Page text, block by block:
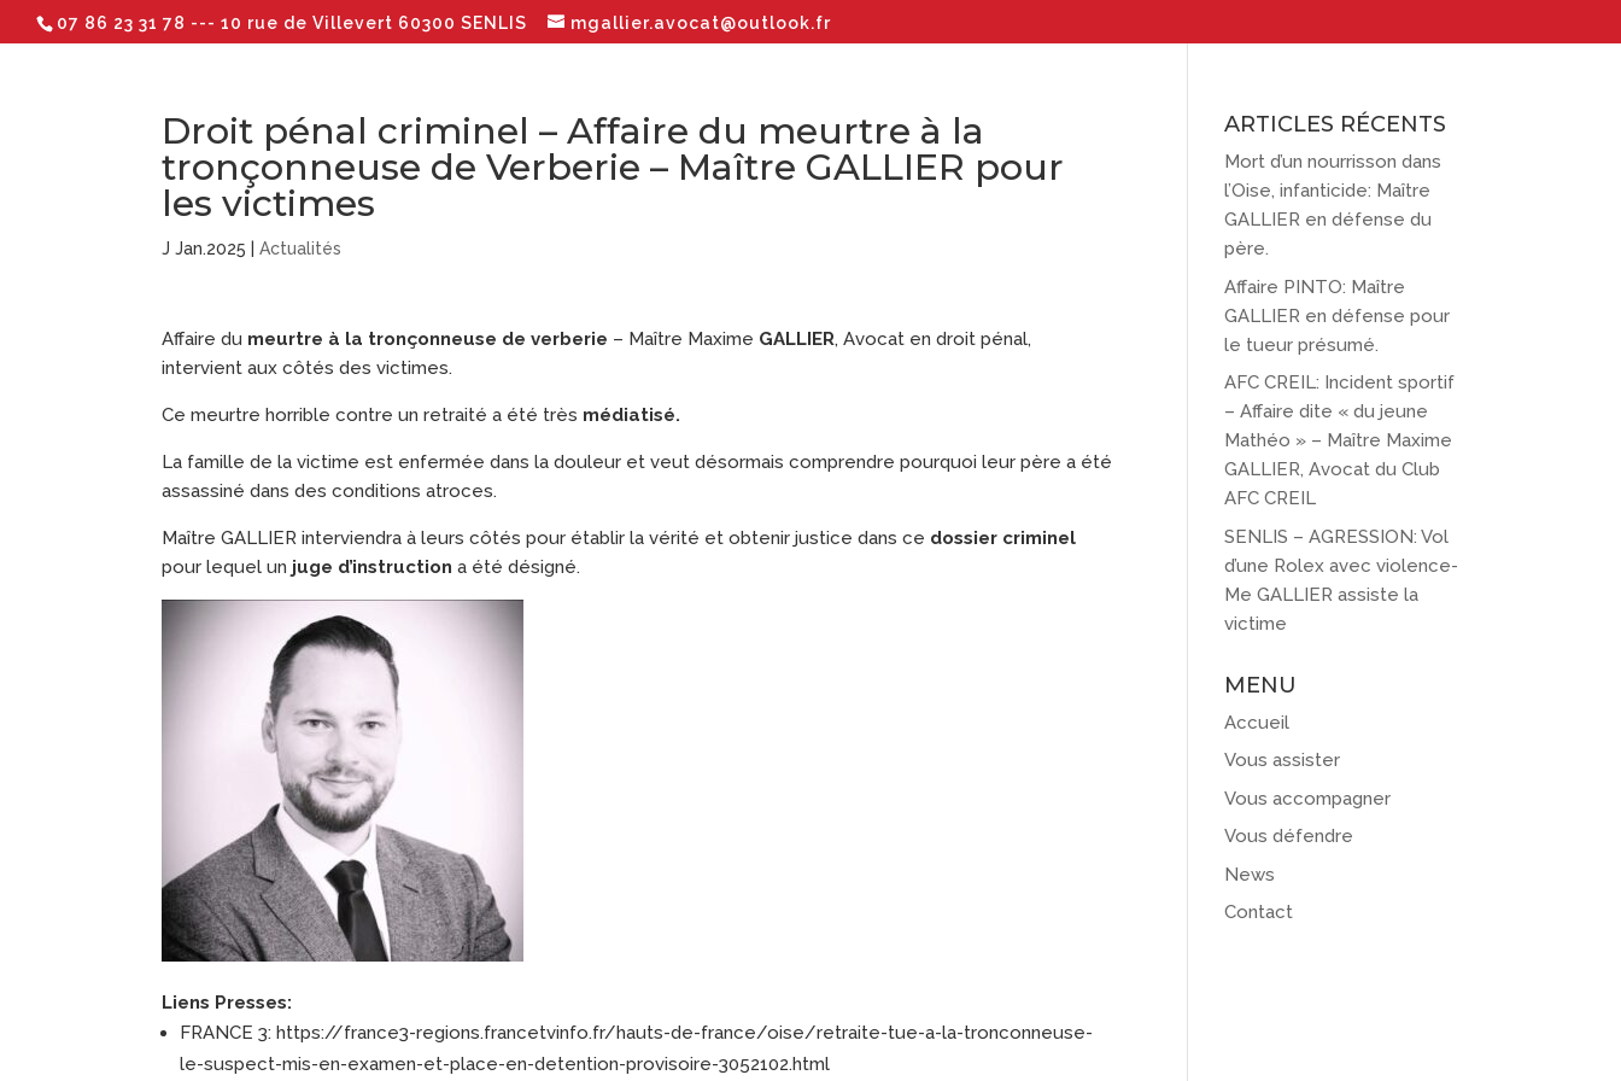
07 86 23 31 78 --- 10 rue de Villevert 60300 SENLIS mgallier.avocat@outlook.fr
Droit pénal criminel – Affaire du meurtre à la
tronçonneuse de Verberie – Maître GALLIER pour
les victimes
J Jan.2025 |Actualités
Affaire du meurtre à la tronçonneuse de verberie – Maître Maxime GALLIER, Avocat en droit pénal,
intervient aux côtés des victimes.
Ce meurtre horrible contre un retraité a été très médiatisé.
La famille de la victime est enfermée dans la douleur et veut désormais comprendre pourquoi leur père a été
assassiné dans des conditions atroces.
Maître GALLIER interviendra à leurs côtés pour établir la vérité et obtenir justice dans ce dossier criminel
pour lequel un juge d’instruction a été désigné.
Liens Presses:
FRANCE 3: https://france3-regions.francetvinfo.fr/hauts-de-france/oise/retraite-tue-a-la-tronconneuse-
le-suspect-mis-en-examen-et-place-en-detention-provisoire-3052102.html
ARTICLES RÉCENTS
Mort d’un nourrisson dans
l’Oise, infanticide: Maître
GALLIER en défense du
père.
Affaire PINTO: Maître
GALLIER en défense pour
le tueur présumé.
AFC CREIL: Incident sportif
– Affaire dite « du jeune
Mathéo » – Maître Maxime
GALLIER, Avocat du Club
AFC CREIL
SENLIS – AGRESSION: Vol
d’une Rolex avec violence-
Me GALLIER assiste la
victime
MENU
Accueil
Vous assister
Vous accompagner
Vous défendre
News
Contact